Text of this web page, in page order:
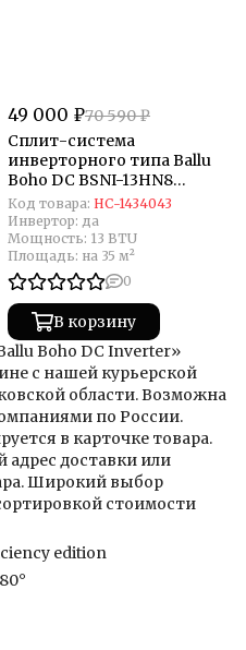
49 000 ₽70 590 ₽
Сплит-система
инверторного типа Ballu
Boho DC BSNI-13HN8
комплект
Код товара: НС-1434043
Инвертор: да
Мощность: 13 BTU
Площадь: на 35 м²
0
В корзину
Boho DC Inverter»
с нашей курьерской
области. Возможна
по России.
в карточке товара.
доставки или
Широкий выбор
стоимости
edition